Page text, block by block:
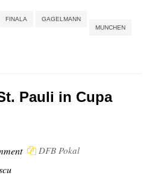
FINALA GAGELMANN
MUNCHEN
Pauli in Cupa
DFB Pokal